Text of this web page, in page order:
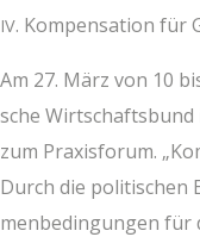
IV. Kom­pen­sa­ti­on für
Am 27. März von 10
sche
zum Pra­xis­fo­rum.
Durch die poli­ti­schen
men­be­din­gun­gen für